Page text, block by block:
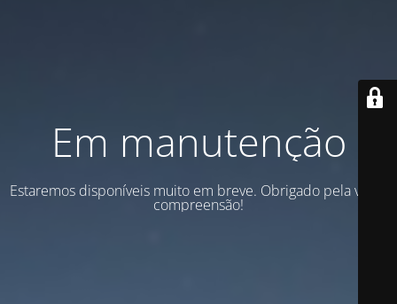
Em manutenção
Estaremos disponíveis muito em breve. Obrigado pela vossa
compreensão!